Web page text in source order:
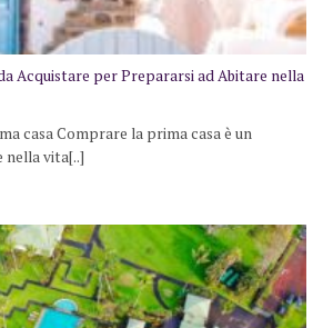
Acquistare per Prepararsi ad Abitare nella
casa Comprare la prima casa è un
nella vita[..]